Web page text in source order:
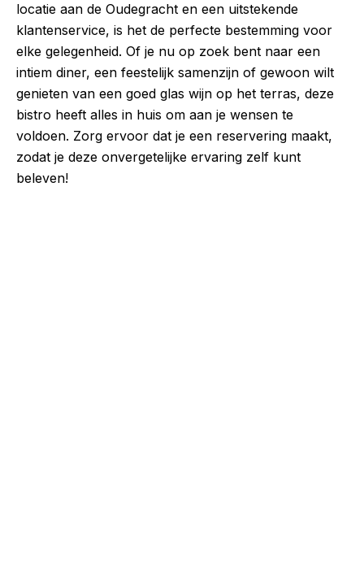
locatie aan de Oudegracht en een uitstekende
klantenservice, is het de perfecte bestemming voor
elke gelegenheid. Of je nu op zoek bent naar een
intiem diner, een feestelijk samenzijn of gewoon wilt
genieten van een goed glas wijn op het terras, deze
bistro heeft alles in huis om aan je wensen te
voldoen. Zorg ervoor dat je een reservering maakt,
zodat je deze onvergetelijke ervaring zelf kunt
beleven!